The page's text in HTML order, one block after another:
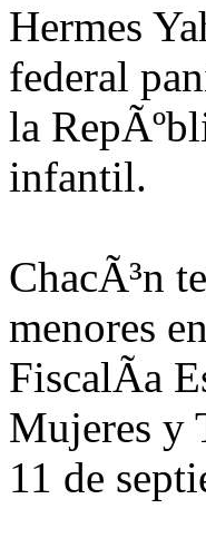
Hermes
federal
la
infantil.
ChacÃ³n
menores
FiscalÃ­a
Mujeres y
11 de